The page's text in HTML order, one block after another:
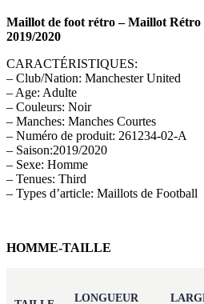
Maillot de foot rétro – Maillot
2019/2020
CARACTÉRISTIQUES:
– Club/Nation: Manchester United
– Age: Adulte
– Couleurs: Noir
– Manches: Manches Courtes
– Numéro de produit: 261234-02-A
– Saison:2019/2020
– Sexe: Homme
– Tenues: Third
– Types d’article: Maillots de Football
HOMME-TAILLE
LONGUEUR